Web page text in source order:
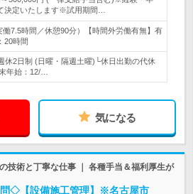
決定いたします※試用期間…
働7.5時間／休憩90分）【時間外労働有無】有
20時間
休2日制 (日曜・隔週土曜)└休日出勤の代休
年始：12/…
気になる
技術と丁寧な仕事 ｜ 各種手当＆福利厚生が
◇【設備施工管理】※名古屋市